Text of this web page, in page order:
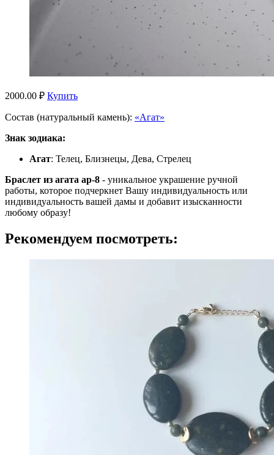
2000.00 ₽ Купить
Состав (натуральный камень): «Агат»
Знак зодиака:
Агат: Телец, Близнецы, Дева, Стрелец
Браслет из агата ар-8 - уникальное украшение ручной
работы, которое подчеркнет Вашу индивидуальность или
индивидуальность вашей дамы и добавит изысканности
любому образу!
Рекомендуем посмотреть: